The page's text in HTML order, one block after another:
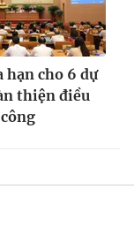
hạn cho 6 dự
thiện điều